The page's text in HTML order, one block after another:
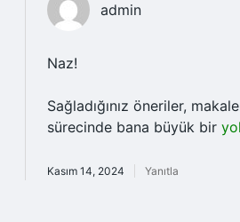
admin
Naz!
Sağladığınız öneriler,
sürecinde bana büyük bir
Kasım 14, 2024 Yanıtla